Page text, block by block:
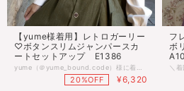
【yume様着用】レトロガーリー
♡ボタンスリムジャンパースカ
ートセットアップ E1386
yume（＠yume_bound.code）様に着用していただきました♥︎︎∗︎*ﾟ ＼着るだけで、“大人可愛い”が完成♡／ 迷わずきまる、レトロ見えジャンパースカートセットアップ♡ 上品なボタンデザインとスリムなシルエットで、 クラシカルなのに今っぽい、大人の可愛さを演出♪ ふんわりブラウスとセットだから、コーデに悩まずすぐおしゃれ！ 通勤・通学・デート…どんなシーンでも大活躍◎ はじめてのレトロコーデにもぴったりの、頼れる1着です。 ■サイズ Ｓ：着丈108cm 胸囲84cm 腰囲68cm Ｍ：着丈109cm 胸囲88cm 腰囲72cm Ｌ：着丈110cm 胸囲92cm 腰囲76cm ＸＬ：着丈111cm 胸囲96cm 腰囲80cm ※多少の差がございます。目安とお考え下さい。 ■カラー グリーン、ブルー、ブラック ♡おすすめテイスト♡ レトロガーリー / フレンチガーリー / ガーリーコーデ 韓国ファッション / レディースファッション ジャンパースカート / セットアップ / 長袖ブラウス / 長袖コーデ ◌◍.......................................................................⿻*.· ※ご注文確定(ご決済)後、到着まで【10日前後】のお時間をいただいております。 (※商品の状況によっては、最大3週間前後かかる場合もございます。) 1日でも早くお客様のもとに届くよう手配させていただきます。 ・沖縄離島は送料プラス1500円頂戴しております。 ・こちらは海外のインポート品となります。 ・海外製のため、つくりがあまい場合があります。 ・お手持ちのスマートフォンの画面により商品の色に若干の差がございます。 ・イメージ違いやサイズ交換等、お客さまご都合による交換、返品は対応出来かねる場合がございます。 ◌◍.......................................................................⿻*.·
20%OFF ¥6,320
フ
ボ